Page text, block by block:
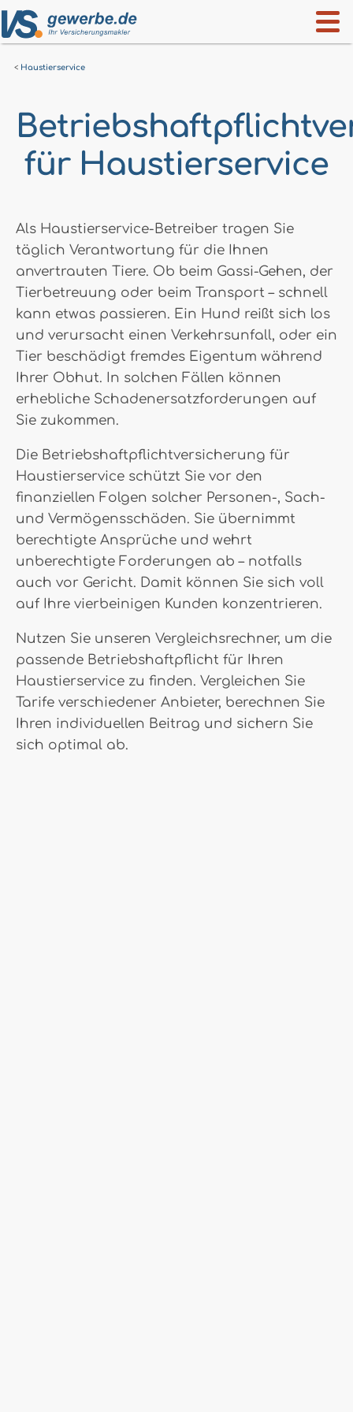
Haustierservice
für Haustierservice
Als Haustierservice-Betreiber tragen Sie
täglich Verantwortung für die Ihnen
anvertrauten Tiere. Ob beim Gassi-Gehen, der
Tierbetreuung oder beim Transport – schnell
kann etwas passieren. Ein Hund reißt sich los
und verursacht einen Verkehrsunfall, oder ein
Tier beschädigt fremdes Eigentum während
Ihrer Obhut. In solchen Fällen können
erhebliche Schadenersatzforderungen auf
Sie zukommen.
Die Betriebshaftpflichtversicherung für
Haustierservice schützt Sie vor den
finanziellen Folgen solcher Personen-, Sach-
und Vermögensschäden. Sie übernimmt
berechtigte Ansprüche und wehrt
unberechtigte Forderungen ab – notfalls
auch vor Gericht. Damit können Sie sich voll
auf Ihre vierbeinigen Kunden konzentrieren.
Nutzen Sie unseren Vergleichsrechner, um die
passende Betriebshaftpflicht für Ihren
Haustierservice zu finden. Vergleichen Sie
Tarife verschiedener Anbieter, berechnen Sie
Ihren individuellen Beitrag und sichern Sie
sich optimal ab.